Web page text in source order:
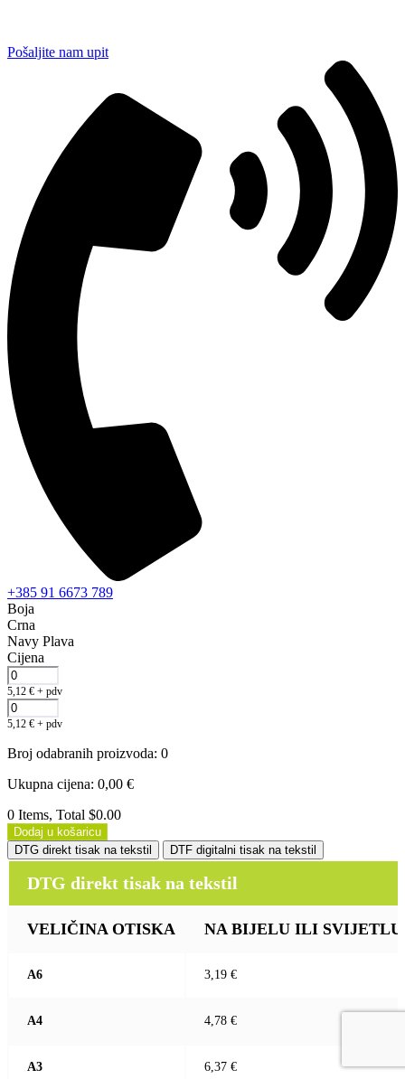
Pošaljite nam upit
+385 91 6673 789
Boja
Crna
Navy Plava
Cijena
5,12 € + pdv
5,12 € + pdv
Broj odabranih proizvoda: 0
Ukupna cijena: 0,00 €
0 Items, Total $0.00
Dodaj u košaricu
DTG direkt tisak na tekstil
DTF digitalni tisak na tekstil
DTG direkt tisak na tekstil
VELIČINA OTISKA NA BIJELU ILI SVIJETLU
A6 3,19 €
A4 4,78 €
A3 6,37 €